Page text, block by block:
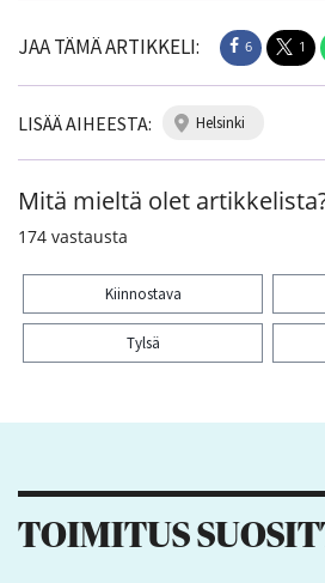
JAA TÄMÄ ARTIKKELI: 6 1
LISÄÄ AIHEESTA: helsinki
Mitä mieltä olet
174 vastausta
Kiinnostava
Tylsä
TOIMITUS